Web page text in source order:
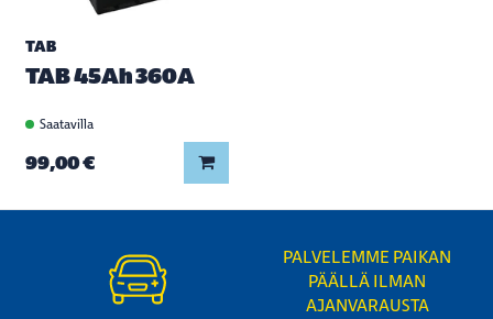
TAB
TAB 45Ah 360A
Saatavilla
99,00 € Lisää koriin
PALVELEMME PAIKAN
PÄÄLLÄ ILMAN
AJANVARAUSTA